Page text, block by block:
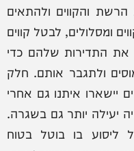
והקווים ולהתאים
ומסלולים, לבטל קווים
את התדירות שלהם כדי
ולתגבר אותם. חלק
יישארו איתנו גם אחרי
יעילה יותר גם בשגרה.
בו בוטל בטוח